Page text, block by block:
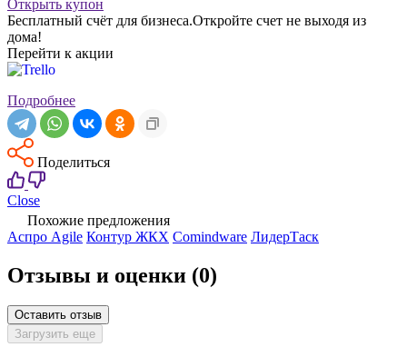
Открыть купон
Бесплатный счёт для бизнеса.Откройте счет не выходя из
дома!
Перейти к акции
Подробнее
Поделиться
Close
Похожие предложения
Аспро Agile Контур ЖКХ Comindware ЛидерТаск
Отзывы и оценки (0)
Оставить отзыв
Загрузить еще